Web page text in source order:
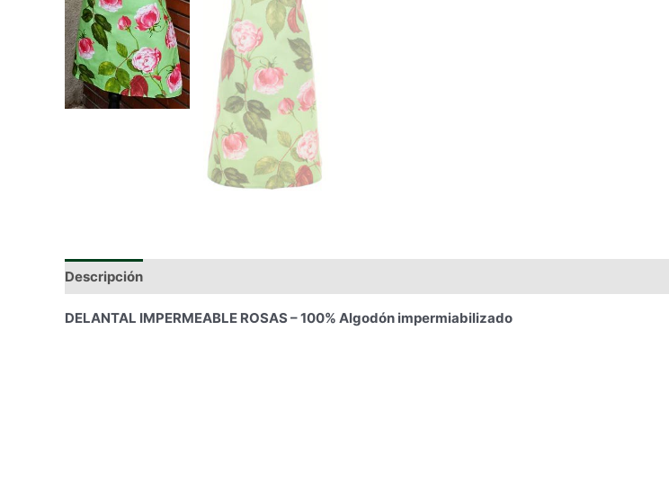
Descripción
DELANTAL IMPERMEABLE ROSAS – 100% Algodón impermiabilizado